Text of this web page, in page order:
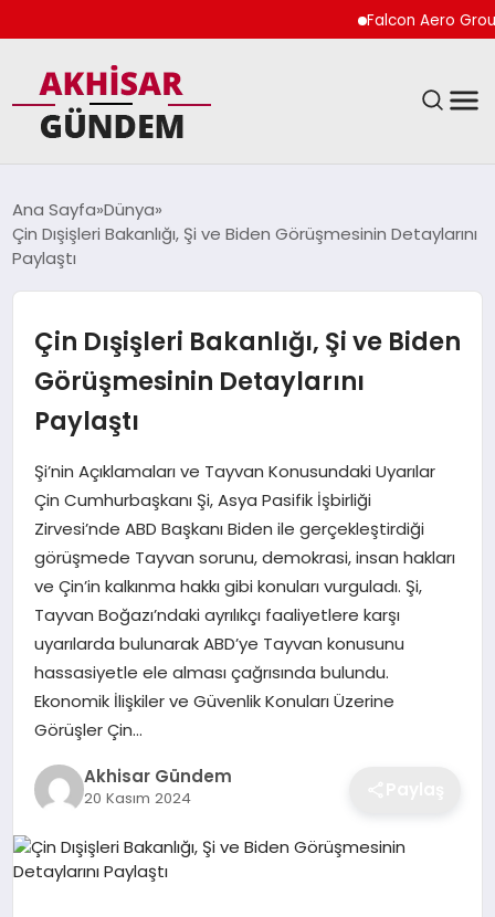
Falcon Aero Group,
DÜNYA
SPOR
TEKNOLOJI
YAŞAM
Ana Sayfa Dünya
Çin Dışişleri Bakanlığı, Şi ve Biden Görüşmesinin Detaylarını
Paylaştı
Çin Dışişleri Bakanlığı, Şi ve Biden
Görüşmesinin Detaylarını
Paylaştı
Şi’nin Açıklamaları ve Tayvan Konusundaki Uyarılar
Çin Cumhurbaşkanı Şi, Asya Pasifik İşbirliği
Zirvesi’nde ABD Başkanı Biden ile gerçekleştirdiği
görüşmede Tayvan sorunu, demokrasi, insan hakları
ve Çin’in kalkınma hakkı gibi konuları vurguladı. Şi,
Tayvan Boğazı’ndaki ayrılıkçı faaliyetlere karşı
uyarılarda bulunarak ABD’ye Tayvan konusunu
hassasiyetle ele alması çağrısında bulundu.
Ekonomik İlişkiler ve Güvenlik Konuları Üzerine
Görüşler Çin…
Akhisar Gündem
20 Kasım 2024